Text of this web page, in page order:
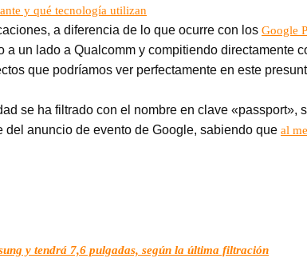
y qué tecnología utilizan
a diferencia de lo que ocurre con los Google
a un lado a Qualcomm y compitiendo directamente
que podríamos ver perfectamente en este
se ha filtrado con el nombre en clave «passport»,
del anuncio de evento de Google, sabiendo que al
y tendrá 7,6 pulgadas, según la última filtración